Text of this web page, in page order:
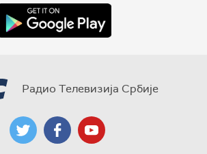
Радио Телевизија Србије